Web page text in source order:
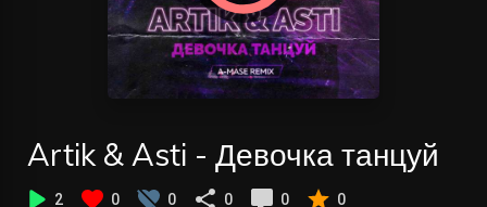
Artik & Asti - Девочка танцуй
2 0 0 0 0 0